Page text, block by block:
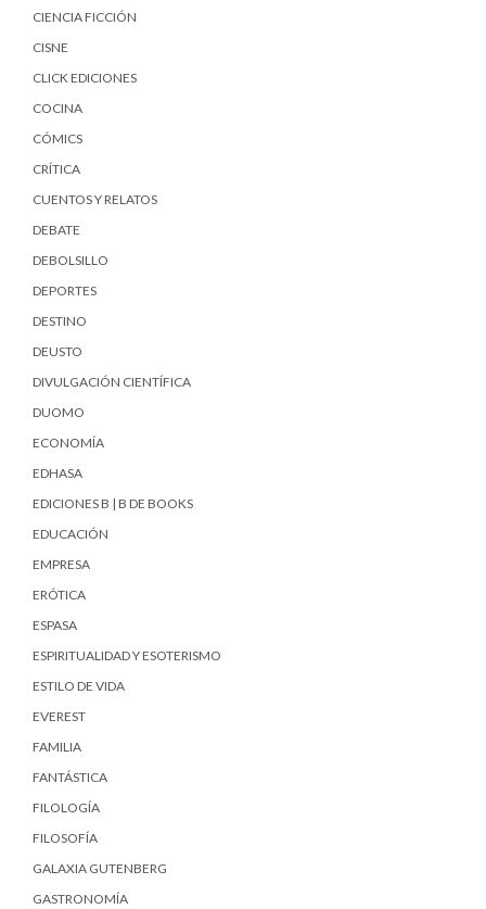
CIENCIA FICCIÓN
CISNE
CLICK EDICIONES
COCINA
CÓMICS
CRÍTICA
CUENTOS Y RELATOS
DEBATE
DEBOLSILLO
DEPORTES
DESTINO
DEUSTO
DIVULGACIÓN CIENTÍFICA
DUOMO
ECONOMÍA
EDHASA
EDICIONES B | B DE BOOKS
EDUCACIÓN
EMPRESA
ERÓTICA
ESPASA
ESPIRITUALIDAD Y ESOTERISMO
ESTILO DE VIDA
EVEREST
FAMILIA
FANTÁSTICA
FILOLOGÍA
FILOSOFÍA
GALAXIA GUTENBERG
GASTRONOMÍA